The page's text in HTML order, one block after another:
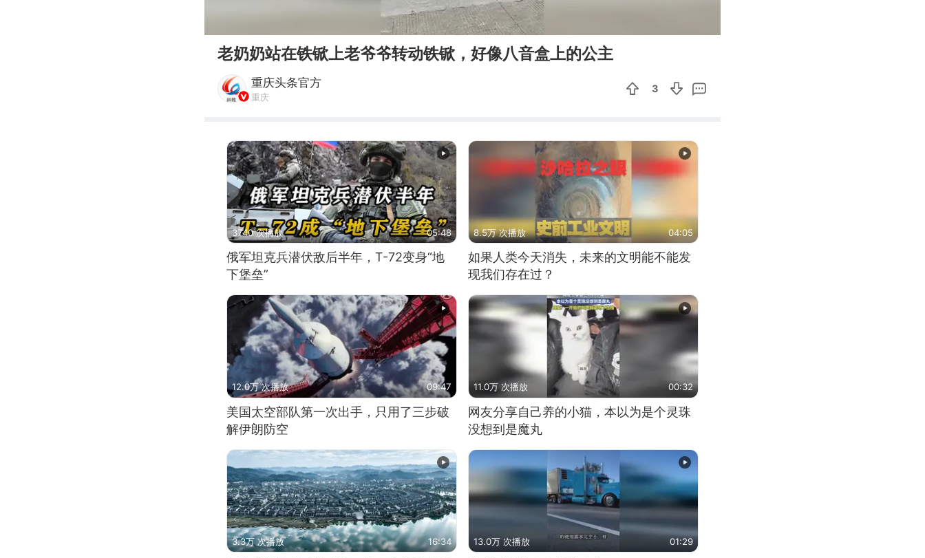
老奶奶站在铁锨上老爷爷转动铁锨，好像八音盒上的公主
重庆头条官方
重庆
3
3740 次播放 05:48
俄军坦克兵潜伏敌后半年，T-72变身“地
下堡垒”
8.5万 次播放 04:05
如果人类今天消失，未来的文明能不能发
现我们存在过？
12.0万 次播放 09:47
美国太空部队第一次出手，只用了三步破
解伊朗防空
11.0万 次播放 00:32
网友分享自己养的小猫，本以为是个灵珠
没想到是魔丸
3.3万 次播放 16:34 13.0万 次播放 01:29